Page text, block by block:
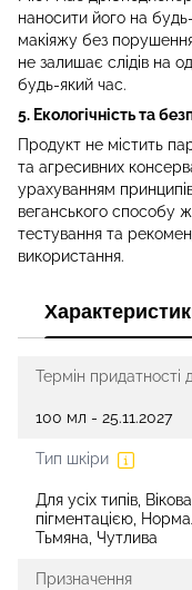
наносити його на
макіяжу без
не залишає слідів на
будь-який час.
5. Екологічність та
Продукт не містить
та агресивних
урахуванням
веганського способу
тестування та
використання.
Термін придатності
100 мл - 25.11.2027
Тип шкіри
Для усіх типів,
пігментацією,
Тьмяна, Чутлива
Призначення